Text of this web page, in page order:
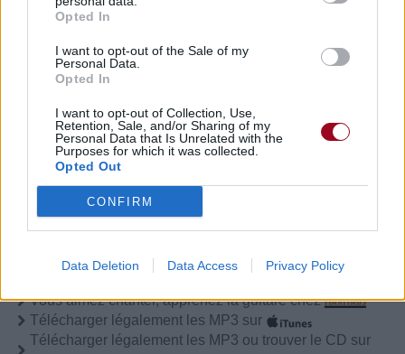
Opted In
I want to opt-out of the Sale of my
Personal Data.
Opted In
I want to opt-out of Collection, Use,
Retention, Sale, and/or Sharing of my
Personal Data that Is Unrelated with the
Purposes for which it was collected.
Opted Out
CONFIRM
Data Deletion Data Access Privacy Policy
Pour prolonger le plaisir musical :
Vous aimez chanter, apprenez la guitare chez
Télécharger légalement les MP3 sur
Télécharger légalement les MP3 ou trouver le CD sur